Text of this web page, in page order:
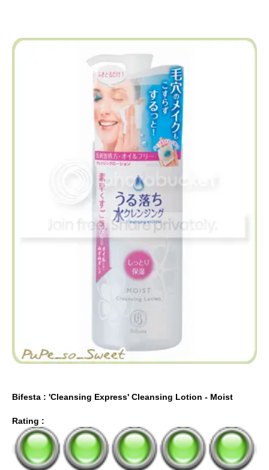
Bifesta : 'Cleansing Express' Cleansing Lotion - Moist
Rating :